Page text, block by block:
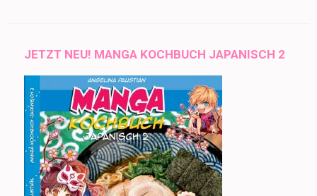
JETZT NEU! MANGA KOCHBUCH JAPANISCH 2